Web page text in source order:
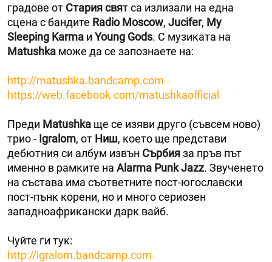
градове от Стария свят са излизали на една
сцена с бандите Radio Moscow, Jucifer, My
Sleeping Karma и Young Gods. С музиката на
Matushka може да се запознаете на:
http://matushka.bandcamp.com
https://web.facebook.com/matushkaofficial
Преди Matushka ще се изяви друго (съвсем ново)
трио - Igralom, от Ниш, което ще представи
дебютния си албум извън Сърбияза пръв път
именно в рамките на Alarma Punk Jazz. Звученето
на състава има съответните пост-югославски
пост-пънк корени, но и много сериозен
западноафрикански дарк вайб.
Чуйте ги тук:
http://igralom.bandcamp.com